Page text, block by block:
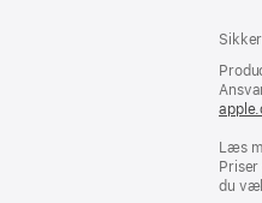
Læs
du